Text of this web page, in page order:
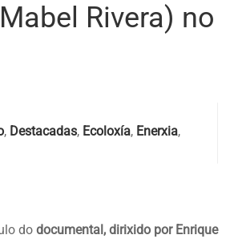
Rivera) no
, Destacadas, Ecoloxía, Enerxia,
do documental, dirixido por Enrique